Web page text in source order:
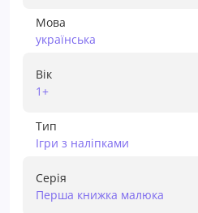
Мова
українська
Вік
1+
Тип
Ігри з наліпками
Серія
Перша книжка малюка